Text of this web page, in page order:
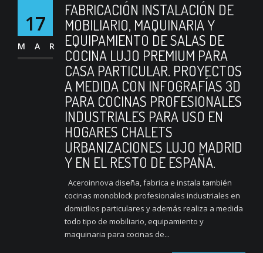
17
MAR
FABRICACIÓN INSTALACIÓN DE
MOBILIARIO, MAQUINARIA Y
EQUIPAMIENTO DE SALAS DE
COCINA LUJO PREMIUM PARA
CASA PARTICULAR. PROYECTOS
A MEDIDA CON INFOGRAFÍAS 3D
PARA COCINAS PROFESIONALES
INDUSTRIALES PARA USO EN
HOGARES CHALETS
URBANIZACIONES LUJO MADRID
Y EN EL RESTO DE ESPAÑA.
Aceroinnova diseña, fabrica e instala también
cocinas monoblock profesionales industriales en
domicilios particulares y además realiza a medida
todo tipo de mobiliario, equipamiento y
maquinaria para cocinas de...